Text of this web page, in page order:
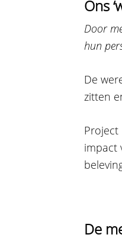
Ons
Door
hun
De
zitten
Project
impact
De